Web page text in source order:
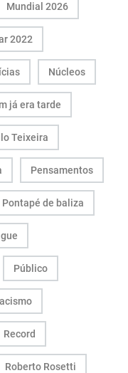
Mundial 2026
2022
Núcleos
já era tarde
Teixeira
Pensamentos
Pontapé de baliza
Público
Record
Roberto Rosetti